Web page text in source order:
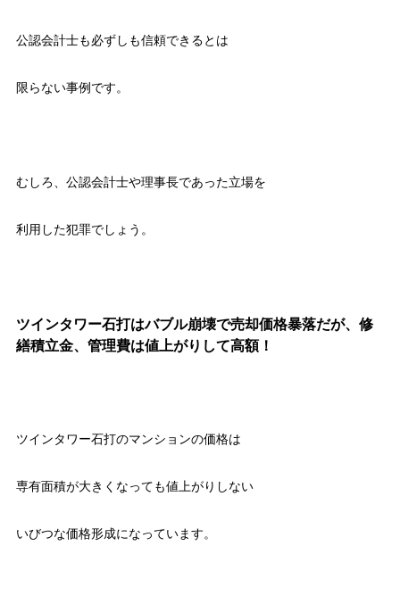
公認会計士も必ずしも信頼できるとは
限らない事例です。
むしろ、公認会計士や理事長であった立場を
利用した犯罪でしょう。
ツインタワー石打はバブル崩壊で売却価格暴落だが、修
繕積立金、管理費は値上がりして高額！
ツインタワー石打のマンションの価格は
専有面積が大きくなっても値上がりしない
いびつな価格形成になっています。